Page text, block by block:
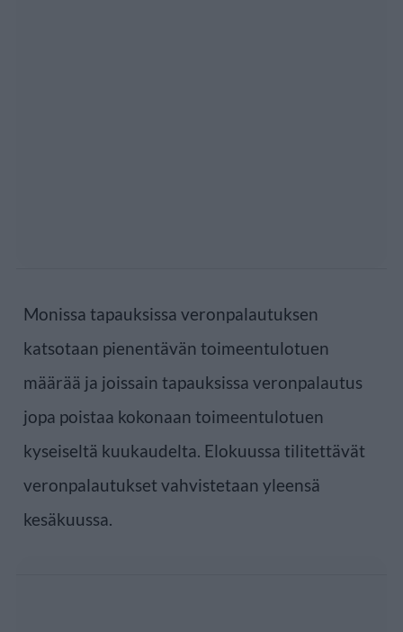
Monissa tapauksissa veronpalautuksen
katsotaan pienentävän toimeentulotuen
määrää ja joissain tapauksissa veronpalautus
jopa poistaa kokonaan toimeentulotuen
kyseiseltä kuukaudelta. Elokuussa tilitettävät
veronpalautukset vahvistetaan yleensä
kesäkuussa.